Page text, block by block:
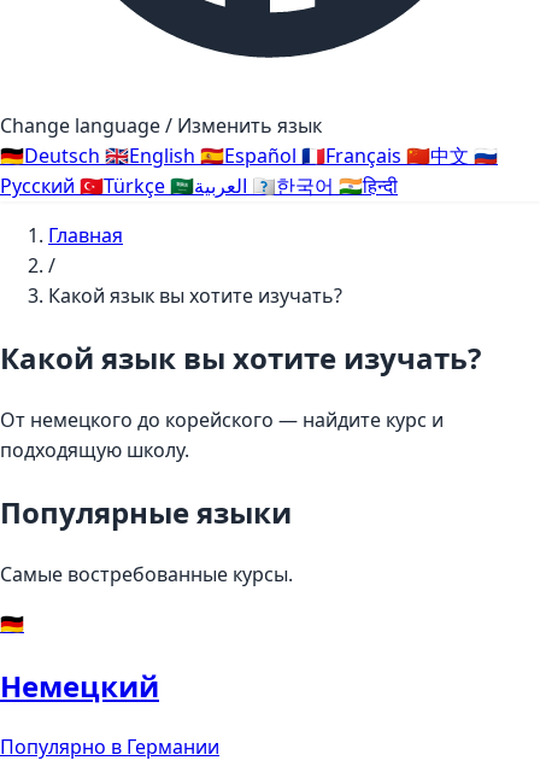
Change language / Изменить язык
🇩🇪Deutsch 🇬🇧English 🇪🇸Español 🇫🇷Français 🇨🇳中文 🇷🇺
Русский 🇹🇷Türkçe🇸🇦 🇰🇷한국어 🇮🇳हिन्दी
Главная
/
Какой язык вы хотите изучать?
Какой язык вы хотите изучать?
От немецкого до корейского — найдите курс и
подходящую школу.
Популярные языки
Самые востребованные курсы.
🇩🇪
Немецкий
Популярно в Германии